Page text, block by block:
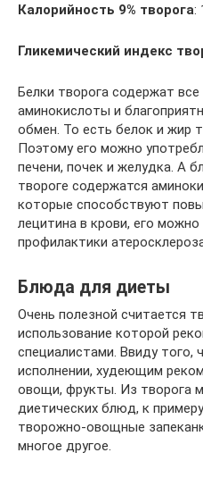
Калорийность 9% творога:
Гликемический индекс
Белки творога содержат
аминокислоты и
обмен. То есть белок и жир
Поэтому его можно
печени, почек и желудка. А
твороге содержатся
которые способствуют
лецитина в крови, его
профилактики
Блюда для диеты
Очень полезной считается
использование которой
специалистами. Ввиду того,
исполнении, худеющим
овощи, фрукты. Из творога
диетических блюд, к
творожно-овощные
многое другое.